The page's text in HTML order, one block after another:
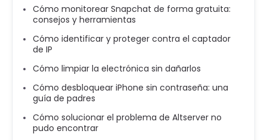
Cómo monitorear Snapchat de forma gratuita:
consejos y herramientas
Cómo identificar y proteger contra el captador
de IP
Cómo limpiar la electrónica sin dañarlos
Cómo desbloquear iPhone sin contraseña: una
guía de padres
Cómo solucionar el problema de Altserver no
pudo encontrar